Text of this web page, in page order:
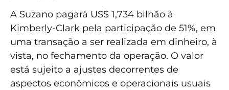
A Suzano pagará US$ 1,734 bilhão à
Kimberly-Clark pela participação de 51%, em
uma transação a ser realizada em dinheiro, à
vista, no fechamento da operação. O valor
está sujeito a ajustes decorrentes de
aspectos econômicos e operacionais usuais